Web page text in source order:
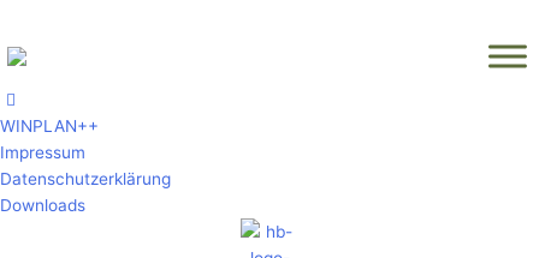
springen
WINPLAN++
Impressum
Datenschutzerklärung
Downloads